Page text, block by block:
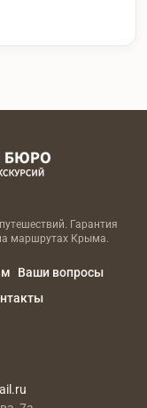
Гарантия
маршрутах Крыма.
Ваши вопросы